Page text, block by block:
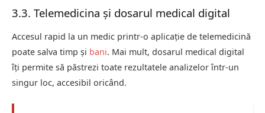
3.3. Telemedicina și dosarul medical digital
Accesul rapid la un medic printr-o aplicație de telemedicină
poate salva timp și bani. Mai mult, dosarul medical digital
îți permite să păstrezi toate rezultatele analizelor într-un
singur loc, accesibil oricând.